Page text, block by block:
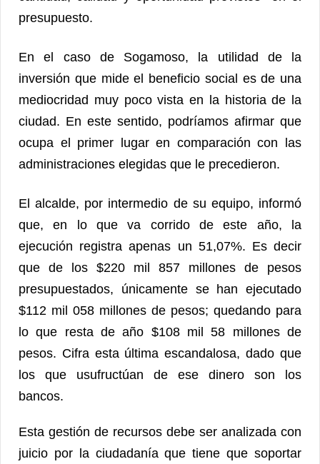
presupuesto.
En el caso de Sogamoso, la utilidad de la
inversión que mide el beneficio social es de una
mediocridad muy poco vista en la historia de la
ciudad. En este sentido, podríamos afirmar que
ocupa el primer lugar en comparación con las
administraciones elegidas que le precedieron.
El alcalde, por intermedio de su equipo, informó
que, en lo que va corrido de este año, la
ejecución registra apenas un 51,07%. Es decir
que de los $220 mil 857 millones de pesos
presupuestados, únicamente se han ejecutado
$112 mil 058 millones de pesos; quedando para
lo que resta de año $108 mil 58 millones de
pesos. Cifra esta última escandalosa, dado que
los que usufructúan de ese dinero son los
bancos.
Esta gestión de recursos debe ser analizada con
juicio por la ciudadanía que tiene que soportar